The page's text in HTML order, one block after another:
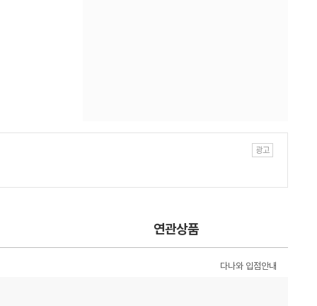
연관상품
다나와 입점안내